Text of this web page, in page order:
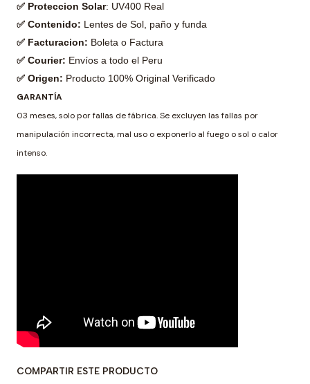
✅ Proteccion Solar: UV400 Real
✅ Contenido: Lentes de Sol, paño y funda
✅ Facturacion: Boleta o Factura
✅ Courier: Envíos a todo el Peru
✅ Origen: Producto 100% Original Verificado
GARANTÍA
03 meses, solo por fallas de fábrica. Se excluyen las fallas por
manipulación incorrecta, mal uso o exponerlo al fuego o sol o calor
intenso.
COMPARTIR ESTE PRODUCTO